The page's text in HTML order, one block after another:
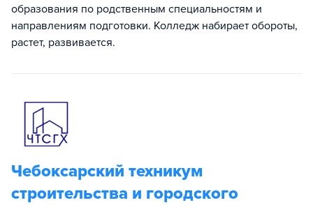
образования по родственным специальностям и
направлениям подготовки. Колледж набирает обороты,
растет, развивается.
Чебоксарский техникум
строительства и городского